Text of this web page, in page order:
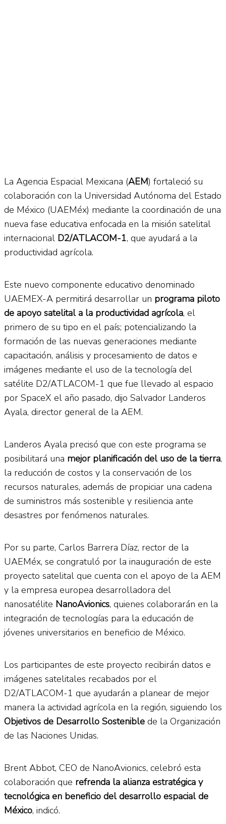
La Agencia Espacial Mexicana (AEM) fortaleció su
colaboración con la Universidad Autónoma del Estado
de México (UAEMéx) mediante la coordinación de una
nueva fase educativa enfocada en la misión satelital
internacional D2/ATLACOM-1, que ayudará a la
productividad agrícola.
Este nuevo componente educativo denominado
UAEMEX-A permitirá desarrollar un programa piloto
de apoyo satelital a la productividad agrícola, el
primero de su tipo en el país; potencializando la
formación de las nuevas generaciones mediante
capacitación, análisis y procesamiento de datos e
imágenes mediante el uso de la tecnología del
satélite D2/ATLACOM-1 que fue llevado al espacio
por SpaceX el año pasado, dijo Salvador Landeros
Ayala, director general de la AEM.
Landeros Ayala precisó que con este programa se
posibilitará una mejor planificación del uso de la tierra,
la reducción de costos y la conservación de los
recursos naturales, además de propiciar una cadena
de suministros más sostenible y resiliencia ante
desastres por fenómenos naturales.
Por su parte, Carlos Barrera Díaz, rector de la
UAEMéx, se congratuló por la inauguración de este
proyecto satelital que cuenta con el apoyo de la AEM
y la empresa europea desarrolladora del
nanosatélite NanoAvionics, quienes colaborarán en la
integración de tecnologías para la educación de
jóvenes universitarios en beneficio de México.
Los participantes de este proyecto recibirán datos e
imágenes satelitales recabados por el
D2/ATLACOM-1 que ayudarán a planear de mejor
manera la actividad agrícola en la región, siguiendo los
Objetivos de Desarrollo Sostenible de la Organización
de las Naciones Unidas.
Brent Abbot, CEO de NanoAvionics, celebró esta
colaboración que refrenda la alianza estratégica y
tecnológica en beneficio del desarrollo espacial de
México, indicó.